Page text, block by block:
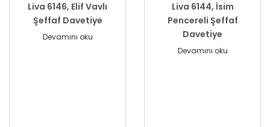
Liva 6146, Elif Vavlı
Şeffaf Davetiye
Devamını oku
Liva 6144, İsim
Pencereli Şeffaf
Davetiye
Devamını oku